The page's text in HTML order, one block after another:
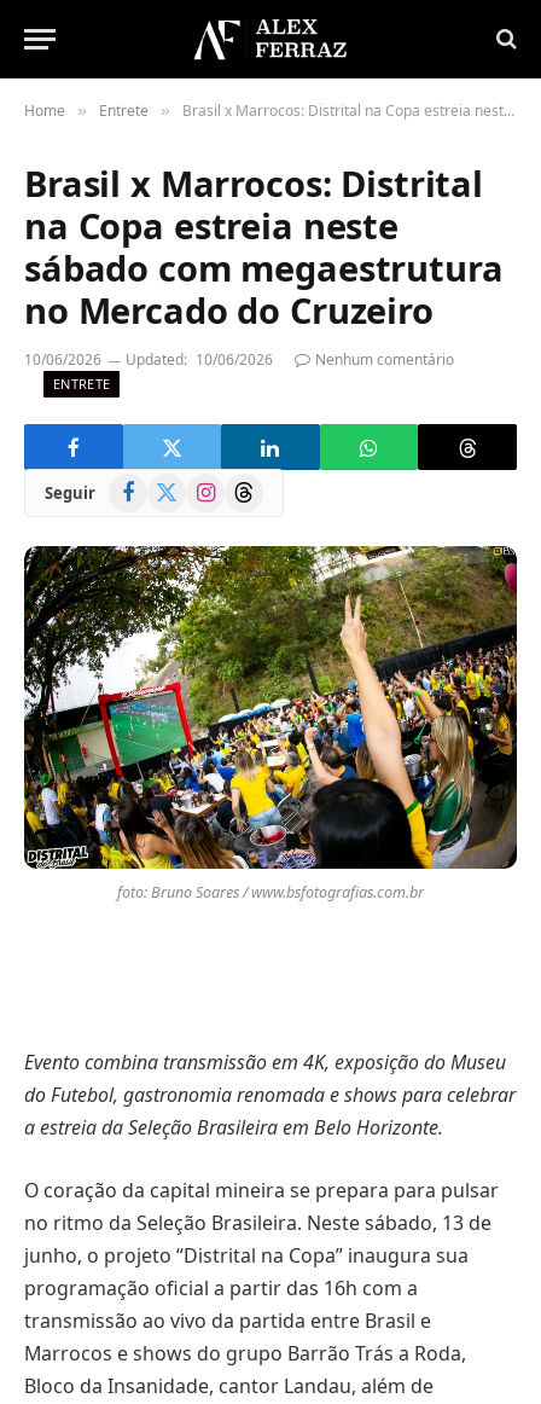
Home » Entrete » Brasil x Marrocos: Distrital na Copa estreia neste sábado com megaestrutura no Mercado do Cruzeiro
Brasil x Marrocos: Distrital
na Copa estreia neste
sábado com megaestrutura
no Mercado do Cruzeiro
10/06/2026 Updated: 10/06/2026 Nenhum comentário
ENTRETE
Seguir Facebook
(Twitter)
InstagramThreads
foto: Bruno Soares / www.bsfotografias.com.br
Evento combina transmissão em 4K, exposição do Museu
do Futebol, gastronomia renomada e shows para celebrar
a estreia da Seleção Brasileira em Belo Horizonte.
O coração da capital mineira se prepara para pulsar
no ritmo da Seleção Brasileira. Neste sábado, 13 de
junho, o projeto “Distrital na Copa” inaugura sua
programação oficial a partir das 16h com a
transmissão ao vivo da partida entre Brasil e
Marrocos e shows do grupo Barrão Trás a Roda,
Bloco da Insanidade, cantor Landau, além de